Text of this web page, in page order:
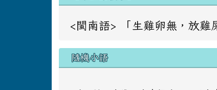
<閩南語> 「生雞卵無，放
隨機小語